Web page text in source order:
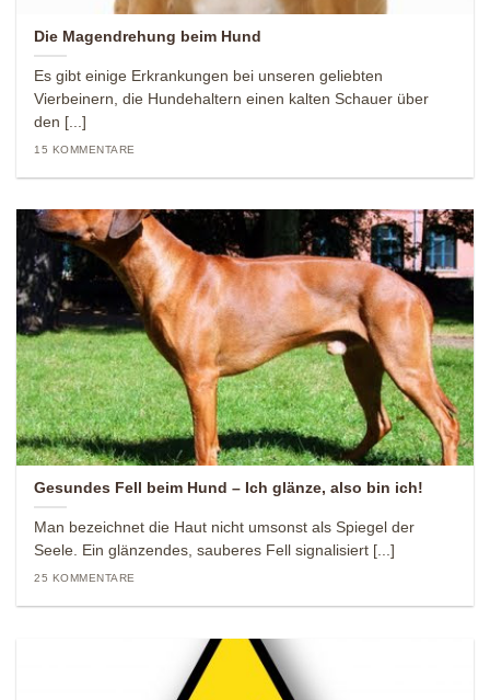
Die Magendrehung beim Hund
Es gibt einige Erkrankungen bei unseren geliebten
Vierbeinern, die Hundehaltern einen kalten Schauer über
den [...]
15 KOMMENTARE
Gesundes Fell beim Hund – Ich glänze, also bin ich!
Man bezeichnet die Haut nicht umsonst als Spiegel der
Seele. Ein glänzendes, sauberes Fell signalisiert [...]
25 KOMMENTARE